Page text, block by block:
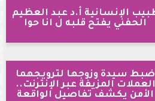
الإنسانية أ.د عبد العظيم
الحفني يفتح قلبه ل انا حوا
ضبط سيدة وزوجها لترويجهما
العملات المزيفة عبر الإنترنت..
الأمن يكشف تفاصيل الواقعة